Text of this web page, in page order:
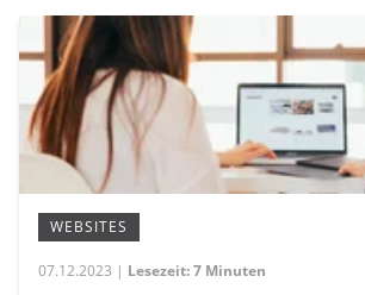
WEBSITES
07.12.2023 | Lesezeit: 7 Minuten